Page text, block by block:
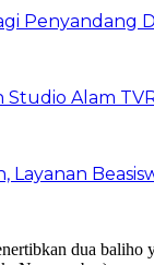
Penyandang
Alam